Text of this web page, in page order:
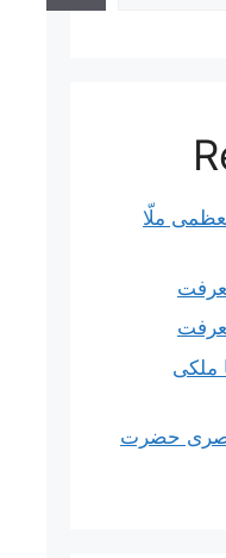
ملّا
ملکی
بصری حضرت